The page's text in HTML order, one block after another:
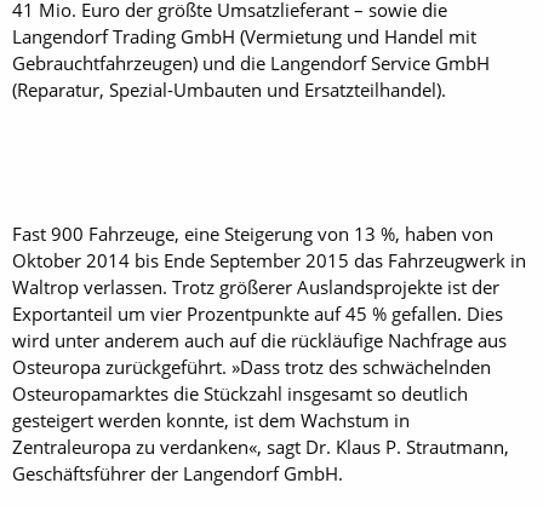
41 Mio. Euro der größte Umsatzlieferant – sowie die
Langendorf Trading GmbH (Vermietung und Handel mit
Gebrauchtfahrzeugen) und die Langendorf Service GmbH
(Reparatur, Spezial-Umbauten und Ersatzteilhandel).
Fast 900 Fahrzeuge, eine Steigerung von 13 %, haben von
Oktober 2014 bis Ende September 2015 das Fahrzeugwerk in
Waltrop verlassen. Trotz größerer Auslandsprojekte ist der
Exportanteil um vier Prozentpunkte auf 45 % gefallen. Dies
wird unter anderem auch auf die rückläufige Nachfrage aus
Osteuropa zurückgeführt. »Dass trotz des schwächelnden
Osteuropamarktes die Stückzahl insgesamt so deutlich
gesteigert werden konnte, ist dem Wachstum in
Zentraleuropa zu verdanken«, sagt Dr. Klaus P. Strautmann,
Geschäftsführer der Langendorf GmbH.